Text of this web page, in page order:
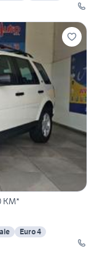
KM*
Euro 4